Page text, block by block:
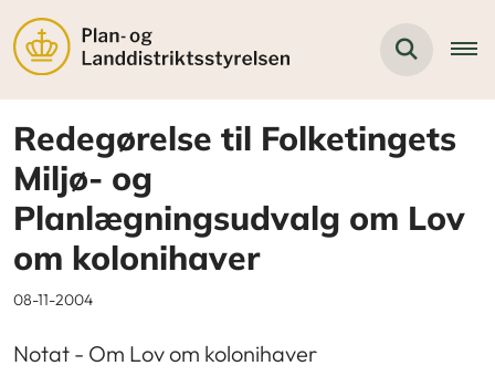
Redegørelse til Folketingets
Miljø- og
Planlægningsudvalg om Lov
om kolonihaver
08-11-2004
Notat - Om Lov om kolonihaver